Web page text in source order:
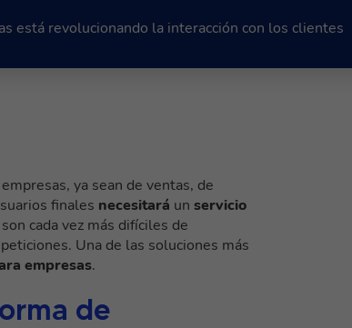
está revolucionando la interacción con los clientes
ya sean de ventas, de
finales necesitará un servicio
cada vez más difíciles de
Una de las soluciones más
empresas.
de